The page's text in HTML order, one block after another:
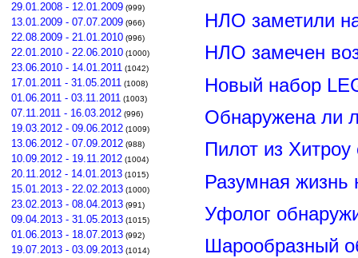
29.01.2008 - 12.01.2009 (999)
13.01.2009 - 07.07.2009 (966)
22.08.2009 - 21.01.2010 (996)
22.01.2010 - 22.06.2010 (1000)
23.06.2010 - 14.01.2011 (1042)
17.01.2011 - 31.05.2011 (1008)
01.06.2011 - 03.11.2011 (1003)
07.11.2011 - 16.03.2012 (996)
19.03.2012 - 09.06.2012 (1009)
13.06.2012 - 07.09.2012 (988)
10.09.2012 - 19.11.2012 (1004)
20.11.2012 - 14.01.2013 (1015)
15.01.2013 - 22.02.2013 (1000)
23.02.2013 - 08.04.2013 (991)
09.04.2013 - 31.05.2013 (1015)
01.06.2013 - 18.07.2013 (992)
19.07.2013 - 03.09.2013 (1014)
НЛО заметили
НЛО замечен
Новый набор
Обнаружена ли
Пилот из
Разумная жизнь
Уфолог
Шарообразный